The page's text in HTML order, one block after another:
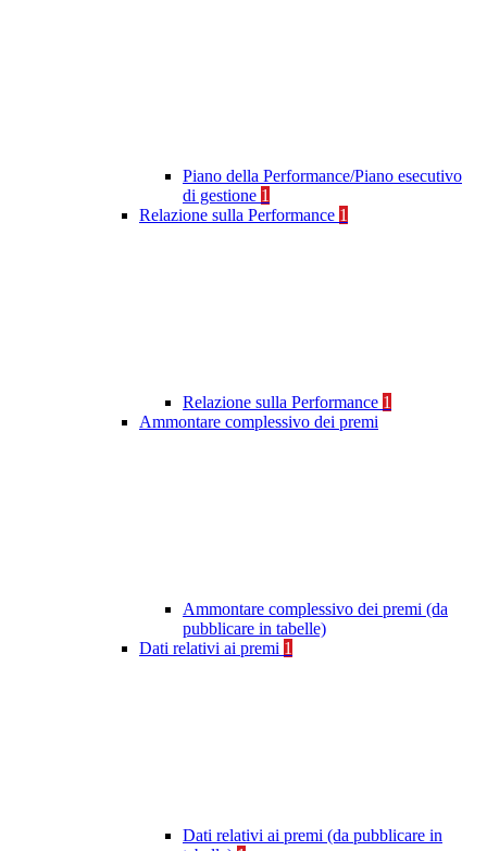
Piano della Performance/Piano esecutivo
di gestione 1
Relazione sulla Performance 1
Relazione sulla Performance 1
Ammontare complessivo dei premi
Ammontare complessivo dei premi (da
pubblicare in tabelle)
Dati relativi ai premi 1
Dati relativi ai premi (da pubblicare in